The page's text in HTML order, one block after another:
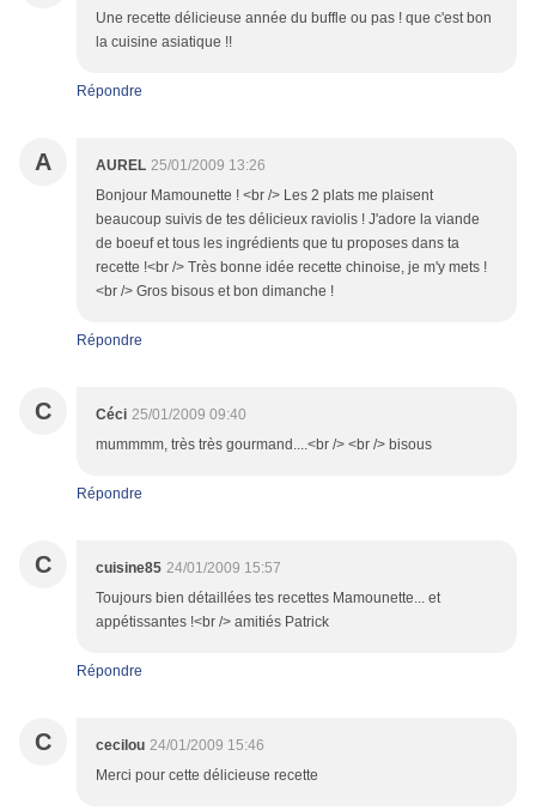
Une recette délicieuse année du buffle ou pas ! que c'est bon
la cuisine asiatique !!
Répondre
A AUREL 25/01/2009 13:26
Bonjour Mamounette ! <br /> Les 2 plats me plaisent
beaucoup suivis de tes délicieux raviolis ! J'adore la viande
de boeuf et tous les ingrédients que tu proposes dans ta
recette !<br /> Très bonne idée recette chinoise, je m'y mets !
<br /> Gros bisous et bon dimanche !
Répondre
C Céci 25/01/2009 09:40
mummmm, très très gourmand....<br /> <br /> bisous
Répondre
C cuisine85 24/01/2009 15:57
Toujours bien détaillées tes recettes Mamounette... et
appétissantes !<br /> amitiés Patrick
Répondre
C cecilou 24/01/2009 15:46
Merci pour cette délicieuse recette